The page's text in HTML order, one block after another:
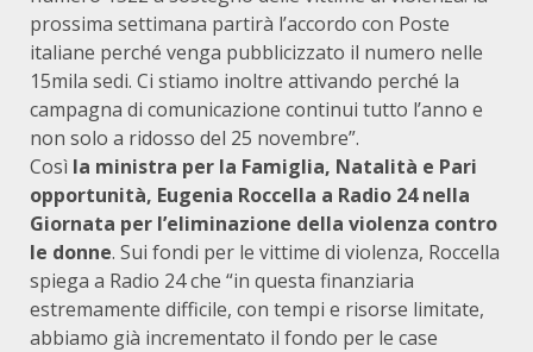
prossima settimana partirà l’accordo con Poste
italiane perché venga pubblicizzato il numero nelle
15mila sedi. Ci stiamo inoltre attivando perché la
campagna di comunicazione continui tutto l’anno e
non solo a ridosso del 25 novembre”.
Così la ministra per la Famiglia, Natalità e Pari
opportunità, Eugenia Roccella a Radio 24 nella
Giornata per l’eliminazione della violenza contro
le donne. Sui fondi per le vittime di violenza, Roccella
spiega a Radio 24 che “in questa finanziaria
estremamente difficile, con tempi e risorse limitate,
abbiamo già incrementato il fondo per le case